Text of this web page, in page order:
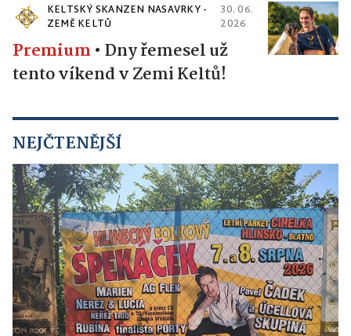
KELTSKÝ SKANZEN NASAVRKY -
ZEMĚ KELTŮ
30. 06.
2026
Premium • Dny řemesel už
tento víkend v Zemi Keltů!
NEJČTENĚJŠÍ